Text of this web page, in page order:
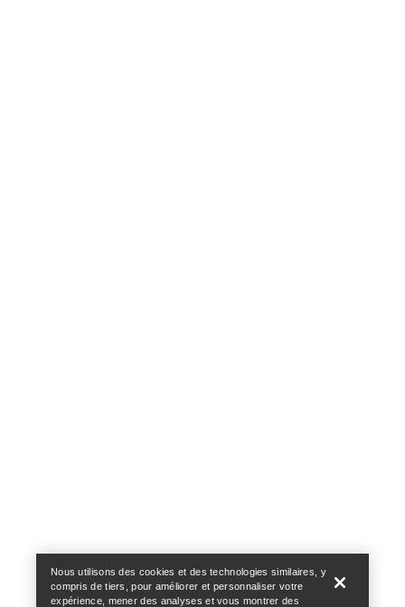
Nous utilisons des cookies et des technologies similaires, y
compris de tiers, pour améliorer et personnaliser votre
expérience, mener des analyses et vous montrer des